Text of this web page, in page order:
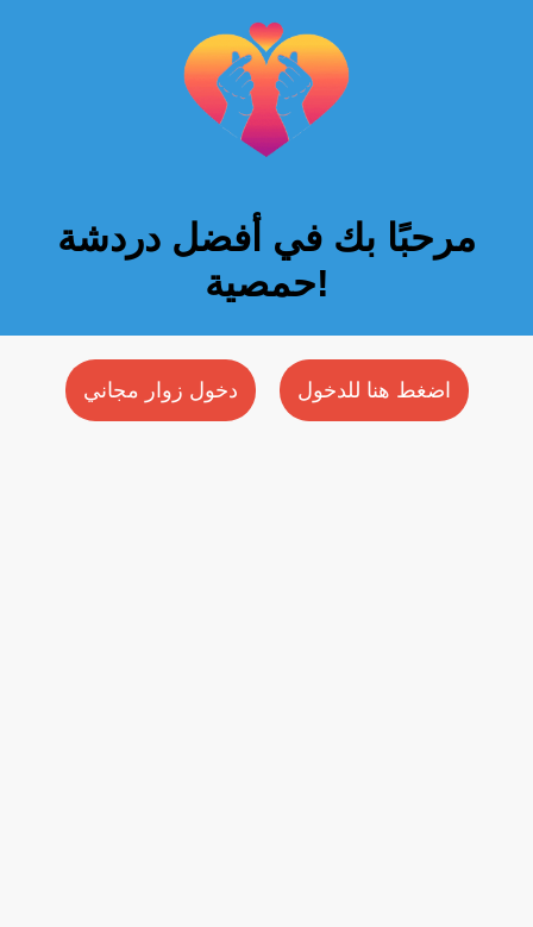
مرحبًا بك في أفضل دردشة
حمصية!
دخول زوار مجاني اضغط هنا للدخول